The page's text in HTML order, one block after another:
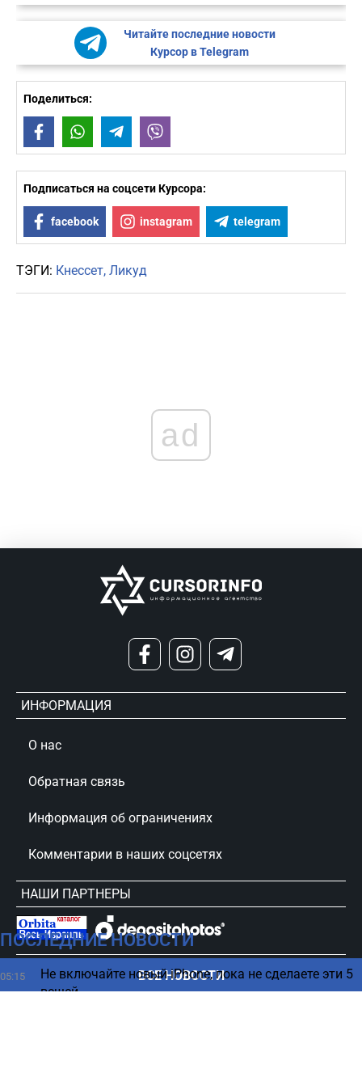
Читайте последние новости
Курсор в Telegram
Поделиться:
FacebookWhatsAppTelegram
Подписаться на соцсети Курсора:
facebook instagram telegram
ТЭГИ: Кнессет Ликуд
ПОСЛЕДНИЕ НОВОСТИ
05:15
Не включайте новый iPhone, пока не сделаете эти 5
вещей
ВСЕ НОВОСТИ
ad
ИНФОРМАЦИЯ
О нас
Обратная связь
Информация об ограничениях
Комментарии в наших соцсетях
НАШИ ПАРТНЕРЫ
сursorinfo.co.il © Все права защищены